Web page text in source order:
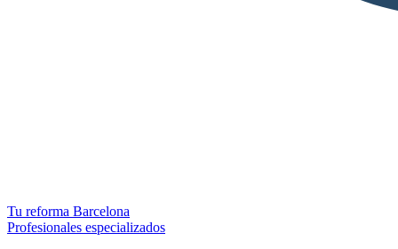
Tu reforma Barcelona
Profesionales especializados